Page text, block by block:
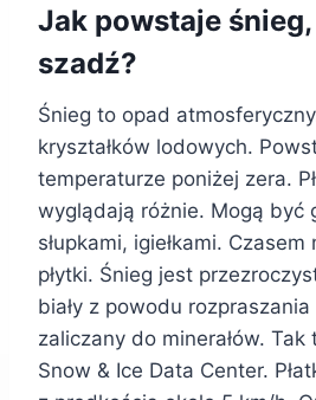
Jak powstaje
szadź?
Śnieg to opad
kryształków lodowych.
temperaturze poniżej zera.
wyglądają różnie. Mogą być
słupkami, igiełkami.
płytki. Śnieg jest
biały z powodu
zaliczany do minerałów.
Snow & Ice Data Center.